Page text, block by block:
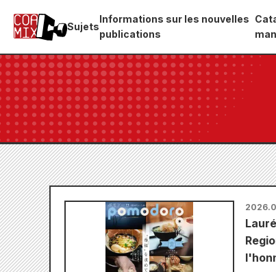
Sujets
Informations sur les nouvelles
publications